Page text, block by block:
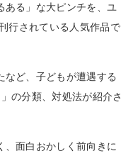
ある」な大ピンチを、ユ
行されている人気作品で
など、子どもが遭遇する
の分類、対処法が紹介さ
面白おかしく前向きに